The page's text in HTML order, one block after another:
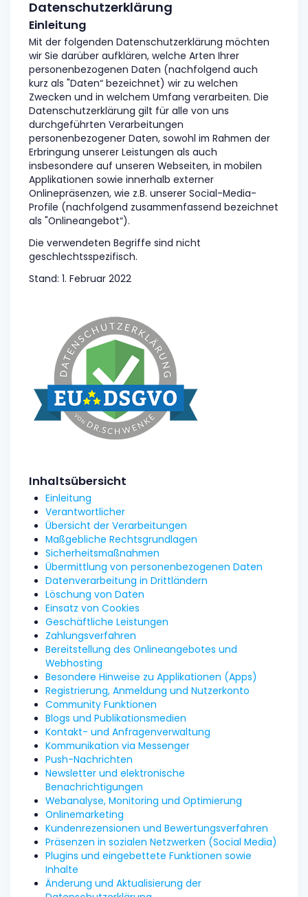
Datenschutzerklärung
Einleitung
Mit der folgenden Datenschutzerklärung möchten
wir Sie darüber aufklären, welche Arten Ihrer
personenbezogenen Daten (nachfolgend auch
kurz als "Daten“ bezeichnet) wir zu welchen
Zwecken und in welchem Umfang verarbeiten. Die
Datenschutzerklärung gilt für alle von uns
durchgeführten Verarbeitungen
personenbezogener Daten, sowohl im Rahmen der
Erbringung unserer Leistungen als auch
insbesondere auf unseren Webseiten, in mobilen
Applikationen sowie innerhalb externer
Onlinepräsenzen, wie z.B. unserer Social-Media-
Profile (nachfolgend zusammenfassend bezeichnet
als "Onlineangebot“).
Die verwendeten Begriffe sind nicht
geschlechtsspezifisch.
Stand: 1. Februar 2022
Inhaltsübersicht
Einleitung
Verantwortlicher
Übersicht der Verarbeitungen
Maßgebliche Rechtsgrundlagen
Sicherheitsmaßnahmen
Übermittlung von personenbezogenen Daten
Datenverarbeitung in Drittländern
Löschung von Daten
Einsatz von Cookies
Geschäftliche Leistungen
Zahlungsverfahren
Bereitstellung des Onlineangebotes und
Webhosting
Besondere Hinweise zu Applikationen (Apps)
Registrierung, Anmeldung und Nutzerkonto
Community Funktionen
Blogs und Publikationsmedien
Kontakt- und Anfragenverwaltung
Kommunikation via Messenger
Push-Nachrichten
Newsletter und elektronische
Benachrichtigungen
Webanalyse, Monitoring und Optimierung
Onlinemarketing
Kundenrezensionen und Bewertungsverfahren
Präsenzen in sozialen Netzwerken (Social Media)
Plugins und eingebettete Funktionen sowie
Inhalte
Änderung und Aktualisierung der